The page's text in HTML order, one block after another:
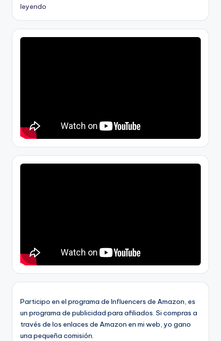
leyendo
Participo en el programa de Influencers de Amazon, es
un programa de publicidad para afiliados. Si compras a
través de los enlaces de Amazon en mi web, yo gano
una pequeña comisión.